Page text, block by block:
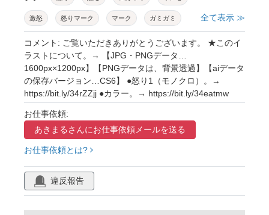
激怒 怒りマーク マーク ガミガミ
プンプン イライラ 漫符 感情
気持ち 飾り 装飾 pop 漫画
コミック アニメ セリフ コメント
発話 発言 会話
アイコン 符号 記号 イラスト
挿絵 素材 商用フリー 白黒
全て表示 ≫
コメント: ご覧いただきありがとうございます。 ★このイ
ラストについて。→ 【JPG・PNGデータ…
1600px×1200px】【PNGデータは、背景透過】【aiデータ
の保存バージョン…CS6】 ●怒り1（モノクロ）。→
https://bit.ly/34rZZjj ●カラー。→ https://bit.ly/34eatmw
お仕事依頼:
あきまるさんにお仕事依頼メールを送る
お仕事依頼とは?
違反報告